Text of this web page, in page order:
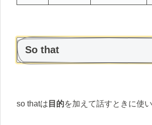
So that
so thatは 目的を加えて話すときに使い